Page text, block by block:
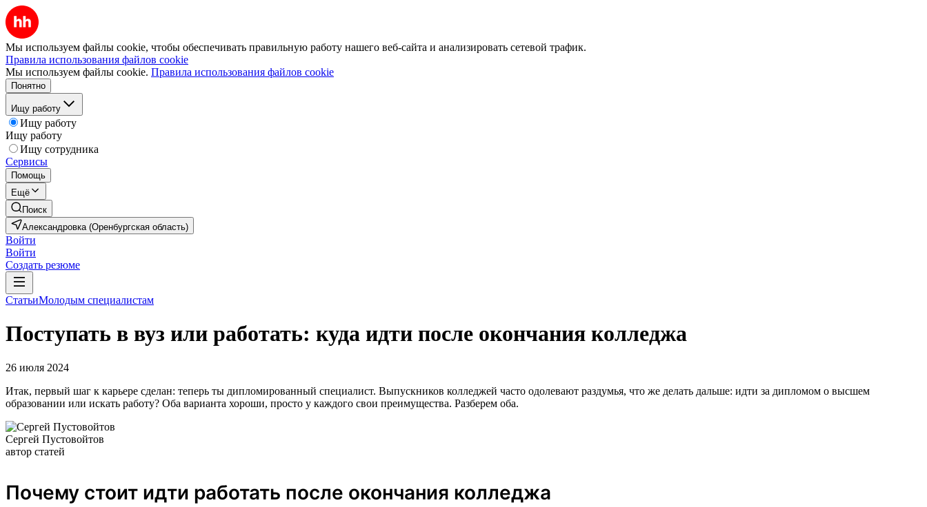
Мы используем файлы cookie, чтобы обеспечивать правильную работу нашего веб-сайта и анализировать сетевой трафик.
Правила использования файлов cookie
Мы используем файлы cookie. Правила использования файлов cookie
Понятно
Ищу работу
Ищу работу
Ищу работу
Ищу сотрудника
Сервисы
Помощь
Ещё
Поиск
Александровка (Оренбургская область)
Войти
Войти
Создать резюме
СтатьиМолодым специалистам
Поступать в вуз или работать: куда идти после окончания колледжа
26 июля 2024
Итак, первый шаг к карьере сделан: теперь ты дипломированный специалист. Выпускников колледжей часто одолевают раздумья, что же делать дальше: идти за дипломом о высшем
образовании или искать работу? Оба варианта хороши, просто у каждого свои преимущества. Разберем оба.
Сергей Пустовойтов
автор статей
Почему стоит идти работать после окончания колледжа